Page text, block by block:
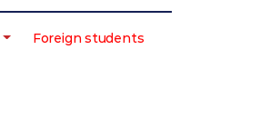
Foreign students